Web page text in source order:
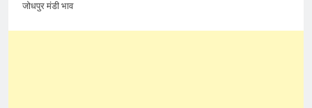
जोधपुर मंडी भाव